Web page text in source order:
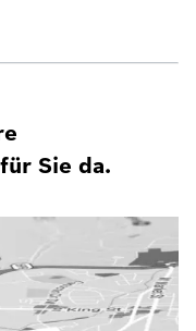
Sie da.